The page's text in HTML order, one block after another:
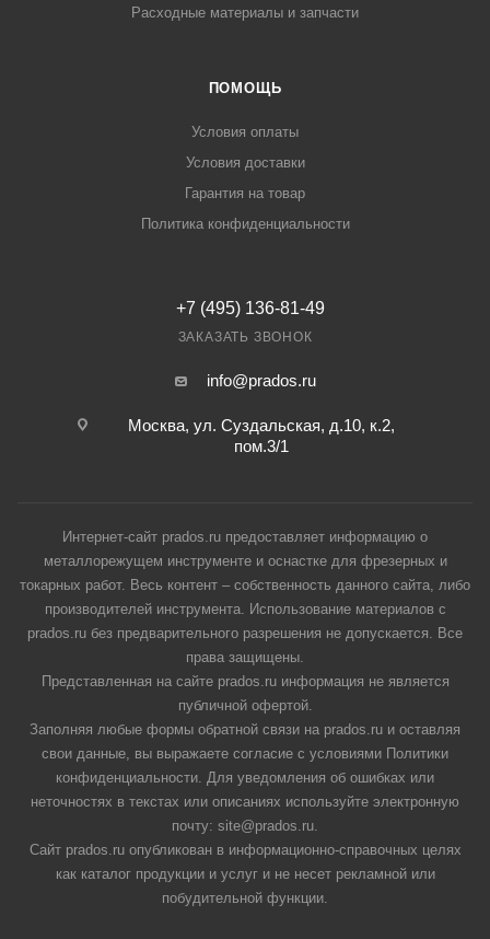
Расходные материалы и запчасти
ПОМОЩЬ
Условия оплаты
Условия доставки
Гарантия на товар
Политика конфиденциальности
+7 (495) 136-81-49
ЗАКАЗАТЬ ЗВОНОК
info@prados.ru
Москва, ул. Суздальская, д.10, к.2,
пом.3/1
Интернет-сайт prados.ru предоставляет информацию о
металлорежущем инструменте и оснастке для фрезерных и
токарных работ. Весь контент – собственность данного сайта, либо
производителей инструмента. Использование материалов с
prados.ru без предварительного разрешения не допускается. Все
права защищены.
Представленная на сайте prados.ru информация не является
публичной офертой.
Заполняя любые формы обратной связи на prados.ru и оставляя
свои данные, вы выражаете согласие с условиями Политики
конфиденциальности. Для уведомления об ошибках или
неточностях в текстах или описаниях используйте электронную
почту: site@prados.ru.
Сайт prados.ru опубликован в информационно-справочных целях
как каталог продукции и услуг и не несет рекламной или
побудительной функции.